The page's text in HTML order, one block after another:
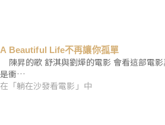
A Beautiful Life不再讓你孤單
陳昇的歌 舒淇與劉燁的電影 會看這部電
是衝…
在「躺在沙發看電影」中